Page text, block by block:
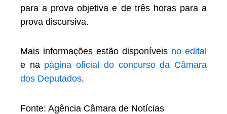
para a prova objetiva e de três horas para a
prova discursiva.
Mais informações estão disponíveis no edital
e na página oficial do concurso da Câmara
dos Deputados.
Fonte: Agência Câmara de Notícias